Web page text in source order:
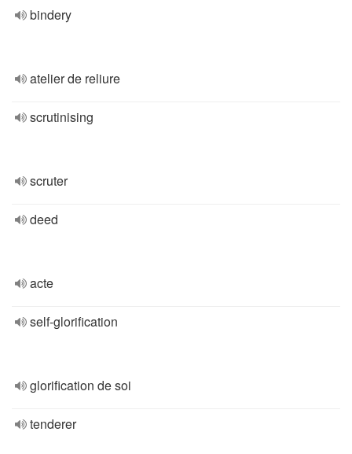
bindery
atelier de reliure
scrutinising
scruter
deed
acte
self-glorification
glorification de soi
tenderer